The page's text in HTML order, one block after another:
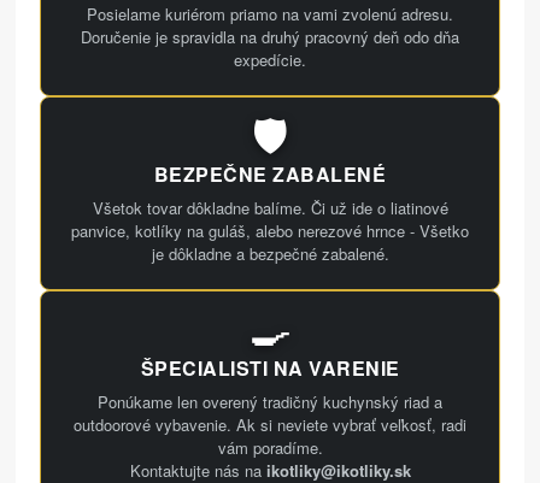
Posielame kuriérom priamo na vami zvolenú adresu.
Doručenie je spravidla na druhý pracovný deň odo dňa
expedície.
🛡️
BEZPEČNE ZABALENÉ
Všetok tovar dôkladne balíme. Či už ide o liatinové
panvice, kotlíky na guláš, alebo nerezové hrnce - Všetko
je dôkladne a bezpečné zabalené.
🍳
ŠPECIALISTI NA VARENIE
Ponúkame len overený tradičný kuchynský riad a
outdoorové vybavenie. Ak si neviete vybrať veľkosť, radi
vám poradíme.
Kontaktujte nás na ikotliky@ikotliky.sk